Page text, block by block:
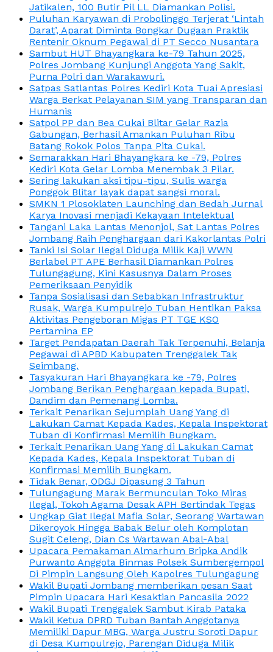
Jatikalen, 100 Butir Pil LL Diamankan Polisi.
Puluhan Karyawan di Probolinggo Terjerat ‘Lintah
Darat’, Aparat Diminta Bongkar Dugaan Praktik
Rentenir Oknum Pegawai di PT Secco Nusantara
Sambut HUT Bhayangkara ke-79 Tahun 2025,
Polres Jombang Kunjungi Anggota Yang Sakit,
Purna Polri dan Warakawuri.
Satpas Satlantas Polres Kediri Kota Tuai Apresiasi
Warga Berkat Pelayanan SIM yang Transparan dan
Humanis
Satpol PP dan Bea Cukai Blitar Gelar Razia
Gabungan, Berhasil Amankan Puluhan Ribu
Batang Rokok Polos Tanpa Pita Cukai.
Semarakkan Hari Bhayangkara ke -79, Polres
Kediri Kota Gelar Lomba Menembak 3 Pilar.
Sering lakukan aksi tipu-tipu, Sulis warga
Ponggok Blitar layak dapat sangsi moral.
SMKN 1 Plosoklaten Launching dan Bedah Jurnal
Karya Inovasi menjadi Kekayaan Intelektual
Tangani Laka Lantas Menonjol, Sat Lantas Polres
Jombang Raih Penghargaan dari Kakorlantas Polri
Tanki Isi Solar Ilegal Diduga Milik Kaji WWN
Berlabel PT APE Berhasil Diamankan Polres
Tulungagung, Kini Kasusnya Dalam Proses
Pemeriksaan Penyidik
Tanpa Sosialisasi dan Sebabkan Infrastruktur
Rusak, Warga Kumpulrejo Tuban Hentikan Paksa
Aktivitas Pengeboran Migas PT TGE KSO
Pertamina EP
Target Pendapatan Daerah Tak Terpenuhi, Belanja
Pegawai di APBD Kabupaten Trenggalek Tak
Seimbang.
Tasyakuran Hari Bhayangkara ke -79, Polres
Jombang Berikan Penghargaan kepada Bupati,
Dandim dan Pemenang Lomba.
Terkait Penarikan Sejumplah Uang Yang di
Lakukan Camat Kepada Kades, Kepala Inspektorat
Tuban di Konfirmasi Memilih Bungkam.
Terkait Penarikan Uang Yang di Lakukan Camat
Kepada Kades, Kepala Inspektorat Tuban di
Konfirmasi Memilih Bungkam.
Tidak Benar, ODGJ Dipasung 3 Tahun
Tulungagung Marak Bermunculan Toko Miras
Ilegal, Tokoh Agama Desak APH Bertindak Tegas
Ungkap Giat Ilegal Mafia Solar, Seorang Wartawan
Dikeroyok Hingga Babak Belur oleh Komplotan
Sugit Celeng, Dian Cs Wartawan Abal-Abal
Upacara Pemakaman Almarhum Bripka Andik
Purwanto Anggota Binmas Polsek Sumbergempol
Di Pimpin Langsung Oleh Kapolres Tulungagung
Wakil Bupati Jombang memberikan pesan Saat
Pimpin Upacara Hari Kesaktian Pancasila 2022
Wakil Bupati Trenggalek Sambut Kirab Pataka
Wakil Ketua DPRD Tuban Bantah Anggotanya
Memiliki Dapur MBG, Warga Justru Soroti Dapur
di Desa Kumpulrejo, Parengan Diduga Milik